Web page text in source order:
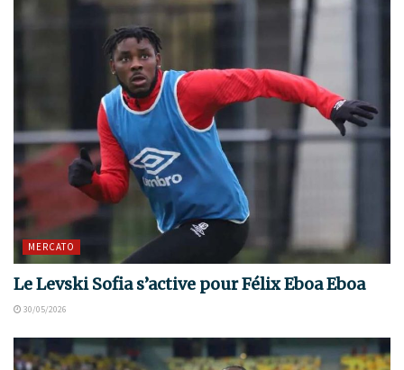
MERCATO
Le Levski Sofia s’active pour Félix Eboa Eboa
30/05/2026